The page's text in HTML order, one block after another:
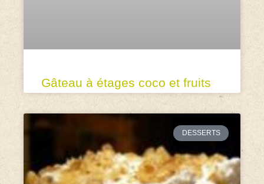
Gâteau à étages coco et fruits
DESSERTS